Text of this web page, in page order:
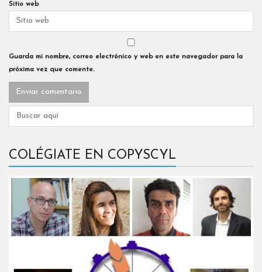
Sitio web
Guarda mi nombre, correo electrónico y web en este navegador para la
próxima vez que comente.
COLÉGIATE EN COPYSCYL